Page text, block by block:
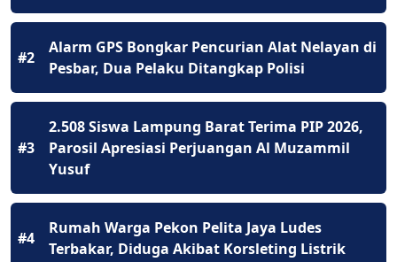
#2
Alarm GPS Bongkar Pencurian Alat Nelayan di
Pesbar, Dua Pelaku Ditangkap Polisi
#3
2.508 Siswa Lampung Barat Terima PIP 2026,
Parosil Apresiasi Perjuangan Al Muzammil
Yusuf
#4
Rumah Warga Pekon Pelita Jaya Ludes
Terbakar, Diduga Akibat Korsleting Listrik